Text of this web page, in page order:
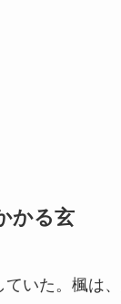
かる玄
いた。楓は